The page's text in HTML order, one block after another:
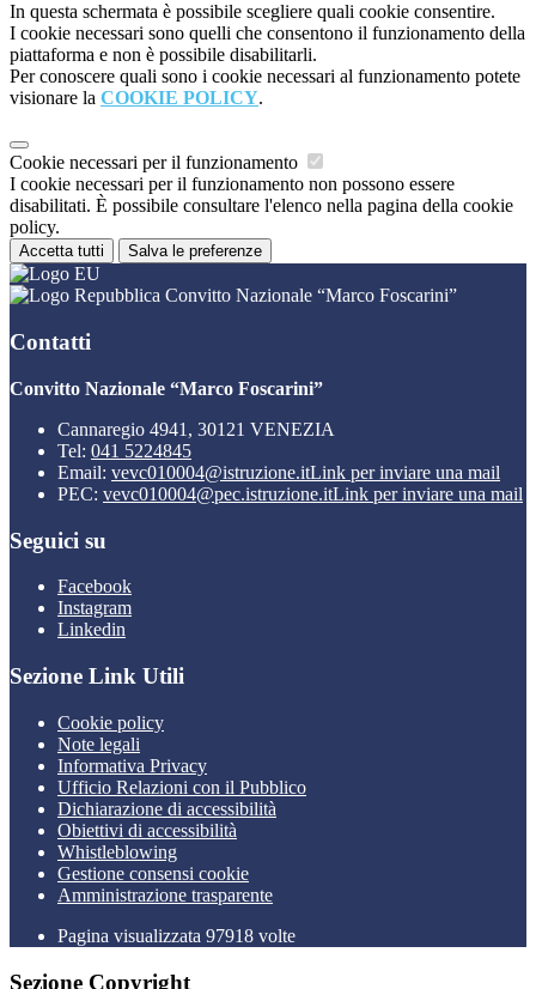
In questa schermata è possibile scegliere quali cookie consentire.
I cookie necessari sono quelli che consentono il funzionamento della
piattaforma e non è possibile disabilitarli.
Per conoscere quali sono i cookie necessari al funzionamento potete
visionare la COOKIE POLICY.
Cookie necessari per il funzionamento
I cookie necessari per il funzionamento non possono essere
disabilitati. È possibile consultare l'elenco nella pagina della cookie
policy.
Accetta tutti Salva le preferenze
Convitto Nazionale “Marco Foscarini”
Contatti
Convitto Nazionale “Marco Foscarini”
Cannaregio 4941, 30121 VENEZIA
Tel: 041 5224845
Email: vevc010004@istruzione.itLink per inviare una mail
PEC: vevc010004@pec.istruzione.itLink per inviare una mail
Seguici su
Facebook
Instagram
Linkedin
Sezione Link Utili
Cookie policy
Note legali
Informativa Privacy
Ufficio Relazioni con il Pubblico
Dichiarazione di accessibilità
Obiettivi di accessibilità
Whistleblowing
Gestione consensi cookie
Amministrazione trasparente
Pagina visualizzata 97918 volte
Sezione Copyright